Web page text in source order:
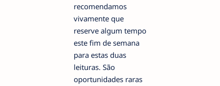
recomendamos
vivamente que
reserve algum tempo
este fim de semana
para estas duas
leituras. São
oportunidades raras